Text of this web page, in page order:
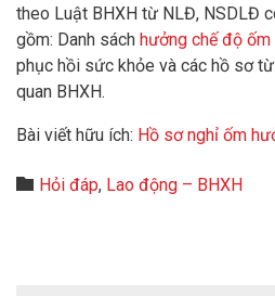
theo Luật BHXH từ NLĐ, NSDLĐ
gồm: Danh sách hưởng chế độ ốm
phục hồi sức khỏe và các hồ sơ
quan BHXH.
Bài viết hữu ích: Hồ sơ nghỉ ốm
 Category
Hỏi đáp, Lao động – BHXH